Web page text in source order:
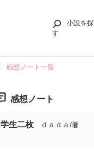
小説を探
す
感想ノート一覧
感想ノート
学生二枚 ｄａｄａ /著